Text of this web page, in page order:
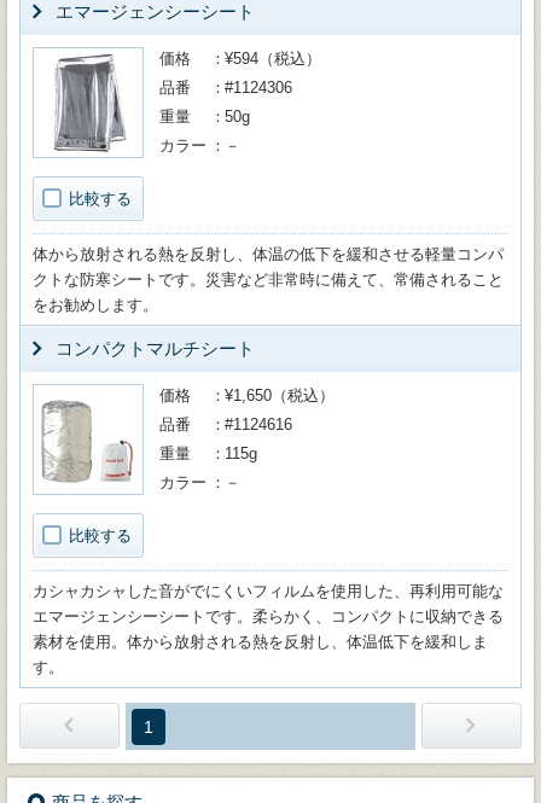
エマージェンシーシート
比較する
価格
¥594（税込）
品番
#1124306
重量
50g
カラー
－
体から放射される熱を反射し、体温の低下を緩和させる軽量コンパ
クトな防寒シートです。災害など非常時に備えて、常備されること
をお勧めします。
コンパクトマルチシート
比較する
価格
¥1,650（税込）
品番
#1124616
重量
115g
カラー
－
カシャカシャした音がでにくいフィルムを使用した、再利用可能な
エマージェンシーシートです。柔らかく、コンパクトに収納できる
素材を使用。体から放射される熱を反射し、体温低下を緩和しま
す。
1